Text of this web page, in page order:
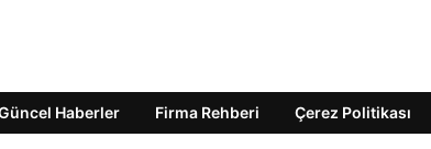
Haberler Firma Rehberi Çerez Politikası